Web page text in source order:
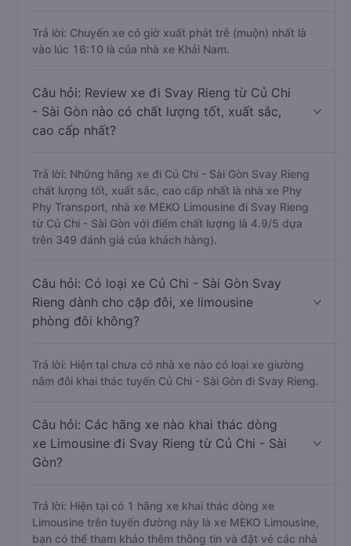
Trả lời: Chuyến xe có giờ xuất phát trễ (muộn) nhất là
vào lúc 16:10 là của nhà xe Khải Nam.
Câu hỏi: Review xe đi Svay Rieng từ Củ Chi
- Sài Gòn nào có chất lượng tốt, xuất sắc,
cao cấp nhất?
Trả lời: Những hãng xe đi Củ Chi - Sài Gòn Svay Rieng
chất lượng tốt, xuất sắc, cao cấp nhất là nhà xe Phy
Phy Transport, nhà xe MEKO Limousine đi Svay Rieng
từ Củ Chi - Sài Gòn với điểm chất lượng là 4.9/5 dựa
trên 349 đánh giá của khách hàng).
Câu hỏi: Có loại xe Củ Chi - Sài Gòn Svay
Rieng dành cho cặp đôi, xe limousine
phòng đôi không?
Trả lời: Hiện tại chưa có nhà xe nào có loại xe giường
nằm đôi khai thác tuyến Củ Chi - Sài Gòn đi Svay Rieng.
Câu hỏi: Các hãng xe nào khai thác dòng
xe Limousine đi Svay Rieng từ Củ Chi - Sài
Gòn?
Trả lời: Hiện tại có 1 hãng xe khai thác dòng xe
Limousine trên tuyến đường này là xe MEKO Limousine,
bạn có thể tham khảo thêm thông tin và đặt vé các nhà